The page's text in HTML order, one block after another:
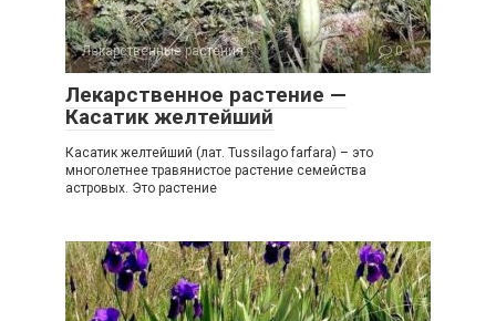
Лекарственные растения 0
Лекарственное растение —
Касатик желтейший
Касатик желтейший (лат. Tussilago farfara) – это
многолетнее травянистое растение семейства
астровых. Это растение